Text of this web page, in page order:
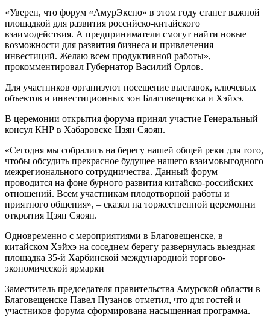
«Уверен, что форум «АмурЭкспо» в этом году станет важной
площадкой для развития российско-китайского
взаимодействия. А предприниматели смогут найти новые
возможности для развития бизнеса и привлечения
инвестиций. Желаю всем продуктивной работы», –
прокомментировал Губернатор Василий Орлов.
Для участников организуют посещение выставок, ключевых
объектов и инвестиционных зон Благовещенска и Хэйхэ.
В церемонии открытия форума принял участие Генеральный
консул КНР в Хабаровске Цзян Сяоян.
«Сегодня мы собрались на берегу нашей общей реки для того,
чтобы обсудить прекрасное будущее нашего взаимовыгодного
межрегионального сотрудничества. Данный форум
проводится на фоне бурного развития китайско-российских
отношений. Всем участникам плодотворной работы и
приятного общения», – сказал на торжественной церемонии
открытия Цзян Сяоян.
Одновременно с мероприятиями в Благовещенске, в
китайском Хэйхэ на соседнем берегу развернулась выездная
площадка 35-й Харбинской международной торгово-
экономической ярмарки
Заместитель председателя правительства Амурской области в
Благовещенске Павел Пузанов отметил, что для гостей и
участников форума сформирована насыщенная программа.